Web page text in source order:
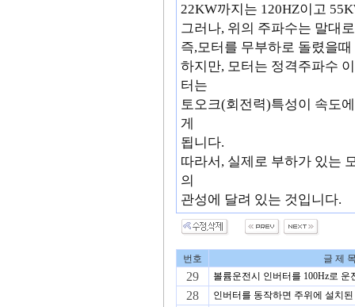
22KW까지는 120HZ이고
그러나, 위의 주파수는 말대
즉,모터를 무부하로 돌렸을
하지만, 모터는 정격주파수
터는
토오크(회전력)특성이 속도
게
됩니다.
따라서, 실제로 부하가 있는
의
관성에 달려 있는 것입니다.
번호 글 제
29 볼륨운전시 인버터를 100Hz로 운
28 인버터를 동작하면 주위에 설치